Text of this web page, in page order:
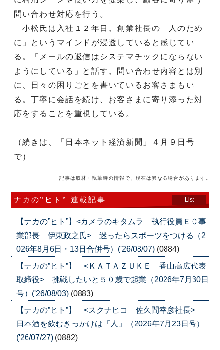
問い合わせ対応を行う。
小松氏は入社１２年目。創業社長の「人のため
に」というマインドが浸透していると感じてい
る。「メールの返信はシステマチックにならない
ようにしている」と話す。問い合わせ内容とは別
に、日々の困りごとを書いているお客さまもい
る。丁寧に会話を続け、お客さまに寄り添った対
応をすることを重視している。
（続きは、「日本ネット経済新聞」４月９日号
で）
記事は取材・執筆時の情報で、現在は異なる場合があります。
ナカの”ヒト” 連載記事 List
【ナカの”ヒト”】<カメラのキタムラ 執行役員ＥＣ事
業部長 伊東政之氏> 迷ったらスポーツをつける（2
026年8月6日・13日合併号）('26/08/07) (0884)
【ナカの”ヒト”】 <ＫＡＴＡＺＵＫＥ 香山高広代表
取締役> 挑戦したいと５０歳で起業（2026年7月30日
号）('26/08/03) (0883)
【ナカの”ヒト”】 <スクナヒコ 佐久間幸彦社長>
日本酒を飲むきっかけは「人」（2026年7月23日号）
('26/07/27) (0882)